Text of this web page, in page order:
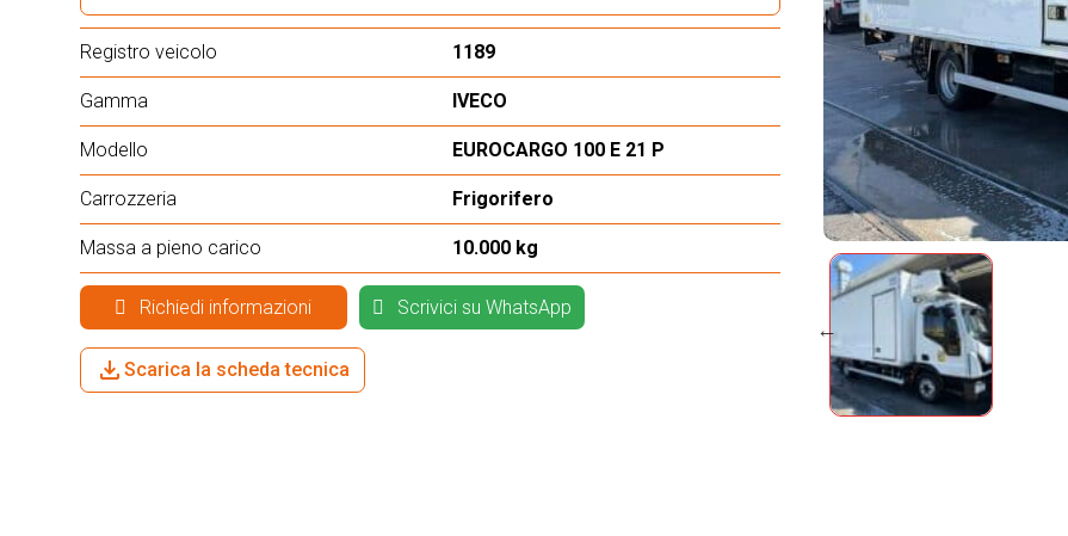
Registro veicolo 1189
Gamma IVECO
Modello EUROCARGO 100 E 21 P
Carrozzeria Frigorifero
Massa a pieno carico 10.000 kg
Richiedi informazioni Scrivici su WhatsApp
Scarica la scheda tecnica